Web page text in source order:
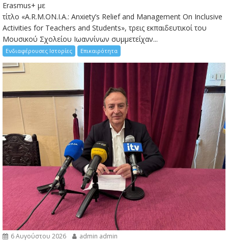
Erasmus+ με
τίτλο «A.R.M.ON.I.A.: Anxiety’s Relief and Management On Inclusive
Activities for Teachers and Students», τρεις εκπαιδευτικοί του
Μουσικού Σχολείου Ιωαννίνων συμμετείχαν...
Ενδιαφέρουσες Ιστορίες Επικαιρότητα
6 Αυγούστου 2026 admin admin